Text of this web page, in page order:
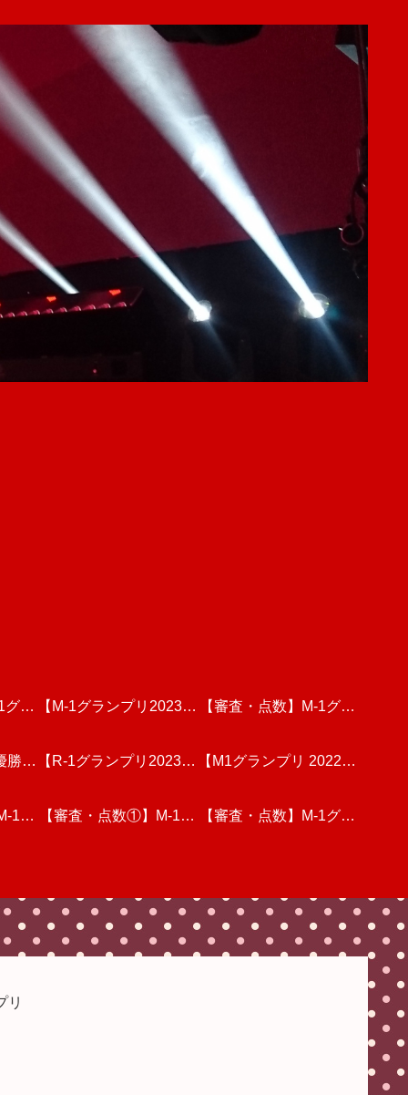
グラ
動
的な
【M-1グランプリ2023】
決勝戦を見た個人的な感
想と分析
【審査・点数】M-1グラ
ンプリ2023・3回戦(後
半)動画を視聴しての個
勝】
ラン
【R-1グランプリ2023】
ファイナリストのネタを
勝】
【M1グランプリ 2022】
決勝戦のリアルタイム順
【優勝の行方は】
1グ
的
【審査・点数①】M-1グ
動画を視聴しての個人的
【審査・点数】M-1グラ
半)動画を視聴しての個
リ